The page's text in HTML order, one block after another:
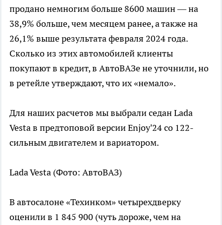
продано немногим больше 8600 машин — на
38,9% больше, чем месяцем ранее, а также на
26,1% выше результата февраля 2024 года.
Сколько из этих автомобилей клиенты
покупают в кредит, в АвтоВАЗе не уточнили, но
в ретейле утверждают, что их «немало».
Для наших расчетов мы выбрали седан Lada
Vesta в предтоповой версии Enjoy'24 со 122-
сильным двигателем и вариатором.
Lada Vesta (Фото: АвтоВАЗ)
В автосалоне «Техинком» четырехдверку
оценили в 1 845 900 (чуть дороже, чем на